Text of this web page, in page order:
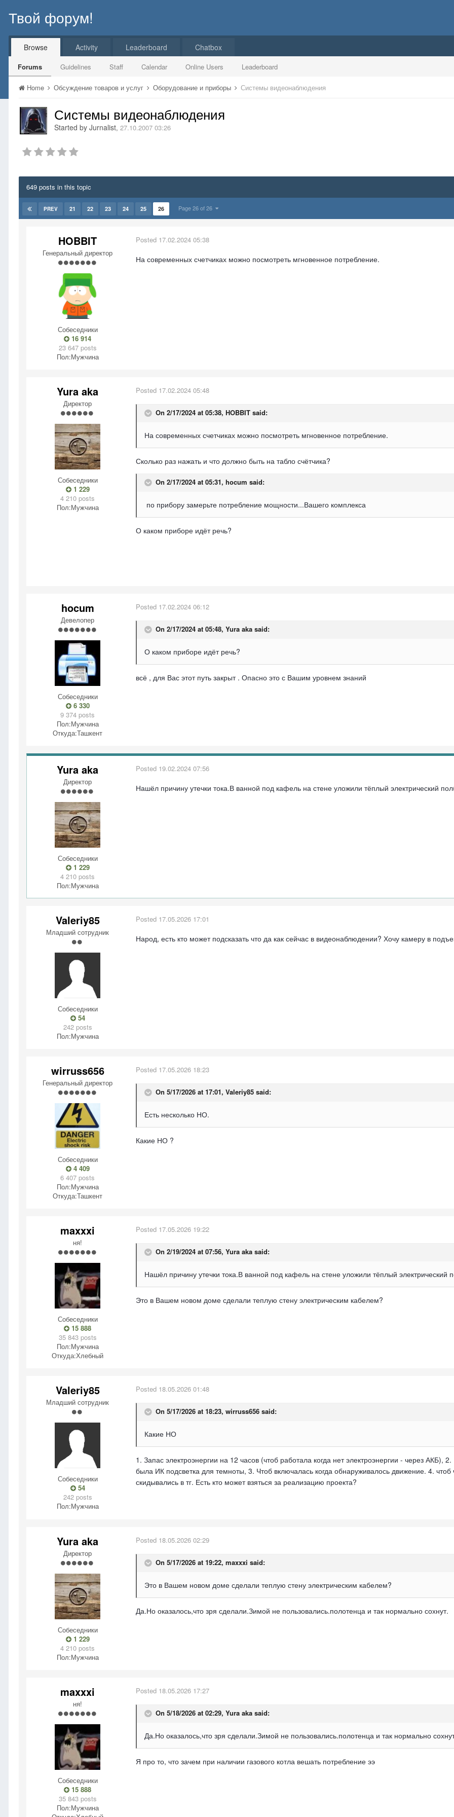
Твой форум!
Browse
Forums Guidelines Staff Calendar Online Users Leaderboard
Activity Leaderboard Chatbox
Home Обсуждение товаров и услуг Оборудование и приборы Системы видеонаблюдения
Системы видеонаблюдения
Started by Jurnalist, 27.10.2007 03:26
649 posts in this topic
PREV 21 22 23 24 25 26 Page 26 of 26
HOBBIT
Генеральный директор
Собеседники
16 914
23 647 posts
Пол:Мужчина
Posted 17.02.2024 05:38
На современных счетчиках можно посмотреть мгновенное потребление.
Yura aka
Директор
Собеседники
1 229
4 210 posts
Пол:Мужчина
Posted 17.02.2024 05:48
On 2/17/2024 at 05:38, HOBBIT said:
На современных счетчиках можно посмотреть мгновенное потребление.
Сколько раз нажать и что должно быть на табло счётчика?
On 2/17/2024 at 05:31, hocum said:
по прибору замерьте потребление мощности...Вашего комплекса
О каком приборе идёт речь?
hocum
Девелопер
Собеседники
6 330
9 374 posts
Пол:Мужчина
Откуда:Ташкент
Posted 17.02.2024 06:12
On 2/17/2024 at 05:48, Yura aka said:
О каком приборе идёт речь?
всё , для Вас этот путь закрыт . Опасно это с Вашим уровнем знаний
Yura aka
Директор
Собеседники
1 229
4 210 posts
Пол:Мужчина
Posted 19.02.2024 07:56
Нашёл причину утечки тока.В ванной под кафель на стене уложили тёплый электрический
Valeriy85
Младший сотрудник
Собеседники
54
242 posts
Пол:Мужчина
Posted 17.05.2026 17:01
Народ, есть кто может подсказать что да как сейчас в видеонаблюдении? Хочу камеру в
wirruss656
Генеральный директор
Собеседники
4 409
6 407 posts
Пол:Мужчина
Откуда:Ташкент
Posted 17.05.2026 18:23
On 5/17/2026 at 17:01, Valeriy85 said:
Есть несколько НО.
Какие НО ?
maxxxi
ня!
Собеседники
15 888
35 843 posts
Пол:Мужчина
Откуда:Хлебный
Posted 17.05.2026 19:22
On 2/19/2024 at 07:56, Yura aka said:
Нашёл причину утечки тока.В ванной под кафель на стене уложили тёплый
Это в Вашем новом доме сделали теплую стену электрическим кабелем?
Valeriy85
Младший сотрудник
Собеседники
54
242 posts
Пол:Мужчина
Posted 18.05.2026 01:48
On 5/17/2026 at 18:23, wirruss656 said:
Какие НО
1. Запас электроэнергии на 12 часов (чтоб работала когда нет электроэнергии - через АКБ),
была ИК подсветка для темноты, 3. Чтоб включалась когда обнаруживалось движение. 4.
скидывались в тг. Есть кто может взяться за реализацию проекта?
Yura aka
Директор
Собеседники
1 229
4 210 posts
Пол:Мужчина
Posted 18.05.2026 02:29
On 5/17/2026 at 19:22, maxxxi said:
Это в Вашем новом доме сделали теплую стену электрическим кабелем?
Да.Но оказалось,что зря сделали.Зимой не пользовались.полотенца и так нормально сохнут.
maxxxi
ня!
Собеседники
15 888
35 843 posts
Пол:Мужчина
Posted 18.05.2026 17:27
On 5/18/2026 at 02:29, Yura aka said:
Да.Но оказалось,что зря сделали.Зимой не пользовались.полотенца и так нормально
Я про то, что зачем при наличии газового котла вешать потребление ээ